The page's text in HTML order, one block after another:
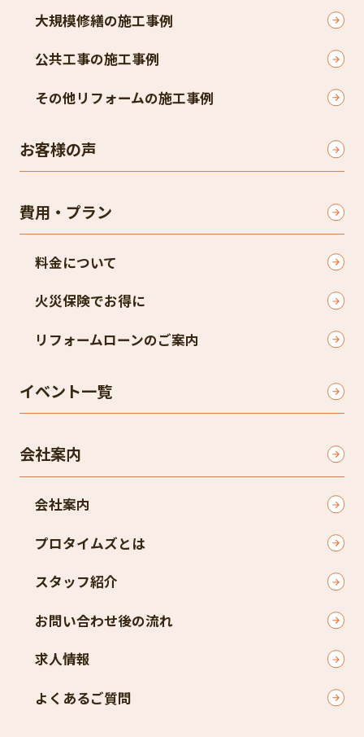
大規模修繕の施工事例
公共工事の施工事例
その他リフォームの施工事例
お客様の声
費用・プラン
料金について
火災保険でお得に
リフォームローンのご案内
イベント一覧
会社案内
会社案内
プロタイムズとは
スタッフ紹介
お問い合わせ後の流れ
求人情報
よくあるご質問